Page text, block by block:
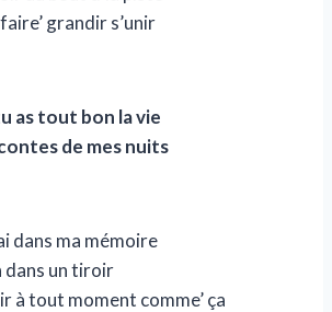
grandir s’unir
as tout bon la vie
de mes nuits
dans ma mémoire
dans un tiroir
à tout moment comme’ ça